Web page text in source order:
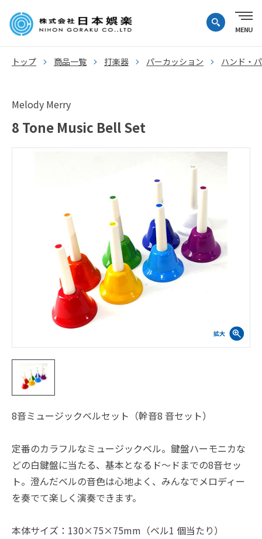
トップ 商品一覧 打楽器 パーカッション ハンド・
Melody Merry
8 Tone Music Bell Set
8音ミュージックベルセット（幹音8 音セット）
定番のカラフルなミュージックベル。鍵盤ハーモニカな
どの白鍵盤に当たる、基本となるド～ドまでの8音セッ
ト。澄んだベルの音色は心地よく、みんなでメロディー
を奏でて楽しく演奏できます。
本体サイズ：130×75×75mm（ベル1 個当たり）